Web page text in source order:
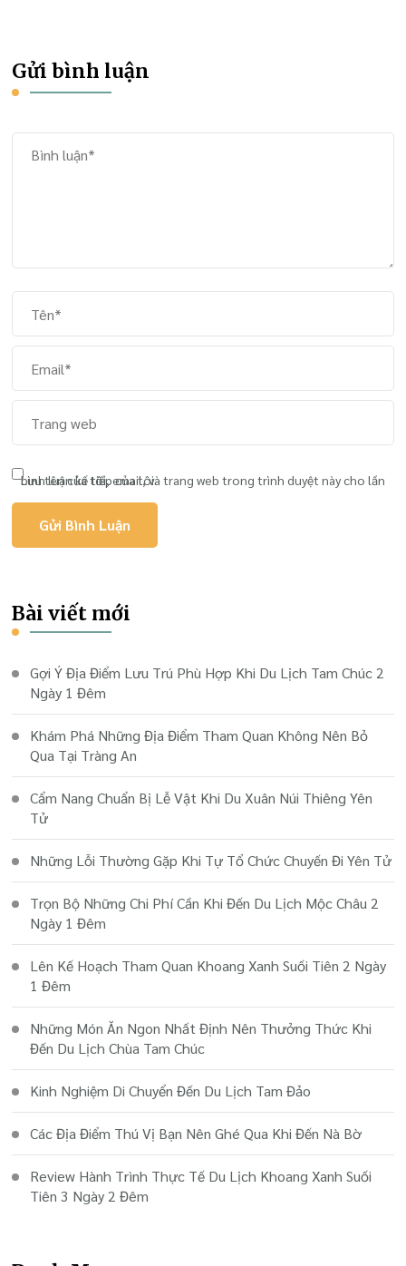
Gửi bình luận
Lưu tên của tôi, email, và trang web trong trình duyệt này cho lần bình luận kế tiếp của tôi.
Bài viết mới
Gợi Ý Địa Điểm Lưu Trú Phù Hợp Khi Du Lịch Tam Chúc 2
Ngày 1 Đêm
Khám Phá Những Địa Điểm Tham Quan Không Nên Bỏ
Qua Tại Tràng An
Cẩm Nang Chuẩn Bị Lễ Vật Khi Du Xuân Núi Thiêng Yên
Tử
Những Lỗi Thường Gặp Khi Tự Tổ Chức Chuyến Đi Yên Tử
Trọn Bộ Những Chi Phí Cần Khi Đến Du Lịch Mộc Châu 2
Ngày 1 Đêm
Lên Kế Hoạch Tham Quan Khoang Xanh Suối Tiên 2 Ngày
1 Đêm
Những Món Ăn Ngon Nhất Định Nên Thưởng Thức Khi
Đến Du Lịch Chùa Tam Chúc
Kinh Nghiệm Di Chuyển Đến Du Lịch Tam Đảo
Các Địa Điểm Thú Vị Bạn Nên Ghé Qua Khi Đến Nà Bờ
Review Hành Trình Thực Tế Du Lịch Khoang Xanh Suối
Tiên 3 Ngày 2 Đêm